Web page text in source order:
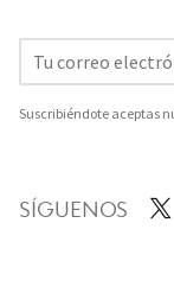
Suscribiéndote aceptas
SÍGUENOS